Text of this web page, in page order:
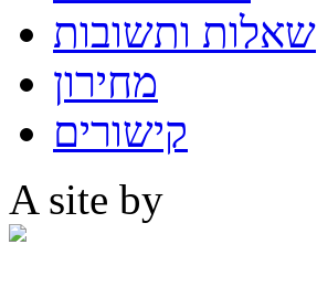
שאלות ותשובות
מחירון
קישורים
A site by